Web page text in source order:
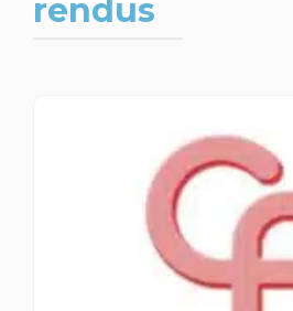
rendus
articles